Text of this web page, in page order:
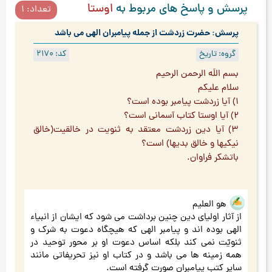
پرسش و پاسخ های مربوط به اوستا تعداد: 1
پرسش: حضرت زردشت از جمله پیامبران الهی می باشد
کد: 2170 گروه: تاریخ
بسم اللَه الرحمن الرحيم
سلام عليكم
1) آيا زردشت پيامبر بوده است؟
2) آيا اوستا كتاب آسماني است؟
3) آيا دين زردشت معتقد به ثنويت در خالقيت(خالق
نيكيها و خالق بديها) است؟
باتشکر فراوان.
هو العلیم
از آثار اولیای دین چنین برداشت می شود که ایشان از انبیاء
الهی بوده اند و پیامبر الهی که هیچگاه دعوت به شرک و
ثنویّت نمی کند بلکه اساس دعوت او بر محور توحید در
همه زمینه ها می باشد و در کتاب او نیز تحریفاتی مانند
سایر کتب پیامبران صورت گرفته است.